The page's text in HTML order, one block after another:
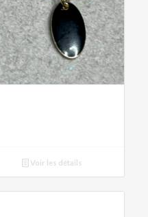
Voir les détails